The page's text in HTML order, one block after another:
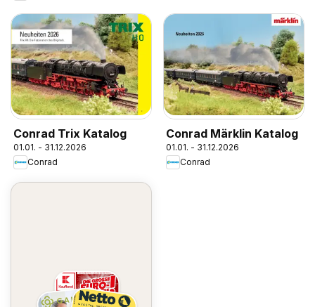
Conrad Trix Katalog
01.01. - 31.12.2026
Conrad
Conrad Märklin Katalog
01.01. - 31.12.2026
Conrad